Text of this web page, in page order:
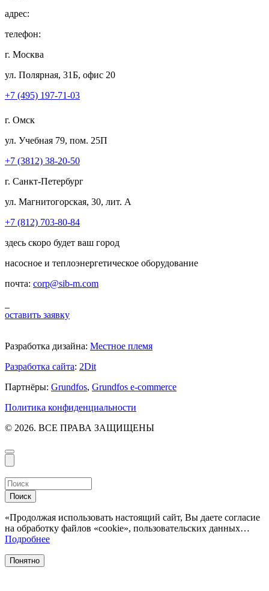
адрес:
телефон:
г. Москва
ул. Полярная, 31Б, офис 20
+7 (495) 197-71-03
г. Омск
ул. Учебная 79, пом. 25П
+7 (3812) 38-20-50
г. Санкт-Петербург
ул. Магнитогорская, 30, лит. А
+7 (812) 703-80-84
здесь скоро будет ваш город
насосное и теплоэнергетическое оборудование
почта: corp@sib-m.com
оставить заявку
Разработка дизайна: Местное племя
Разработка сайта: 2Dit
Партнёры: Grundfos, Grundfos e-commerce
Политика конфиденциальности
© 2026. ВСЕ ПРАВА ЗАЩИЩЕНЫ
Поиск
«Продолжая использовать настоящий сайт, Вы даете согласие
на обработку файлов «cookie», пользовательских данных…
Подробнее
Понятно